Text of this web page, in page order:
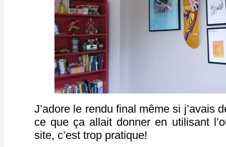
J’adore le rendu final même si j’avais
ce que ça allait donner en utilisant
site, c’est trop pratique!